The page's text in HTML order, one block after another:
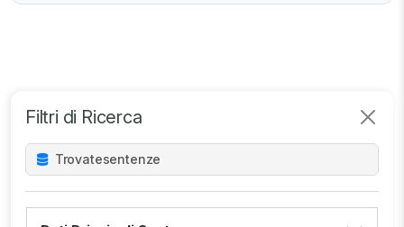
Filtri di Ricerca
Trovatesentenze